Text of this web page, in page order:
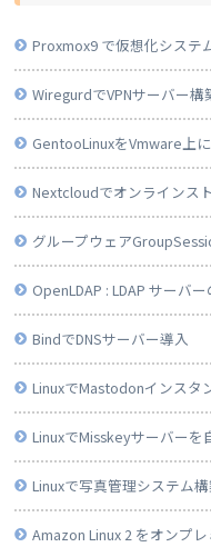
Proxmox9 で仮想化システ
WiregurdでVPNサーバー構
GentooLinuxをVmware上
Nextcloudでオンラインス
グループウェア
OpenLDAP : LDAP サーバ
BindでDNSサーバー導入
LinuxでMastodonインスタ
LinuxでMisskeyサーバーを
Linuxで写真管理システム
Amazon Linux 2 をオンプ